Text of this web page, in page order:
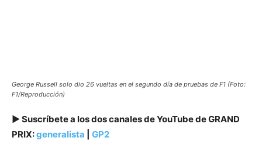
George Russell solo dio 26 vueltas en el segundo día de pruebas de F1 (Foto:
F1/Reproducción)
▶️ Suscríbete a los dos canales de YouTube de GRAND
PRIX:generalista GP2